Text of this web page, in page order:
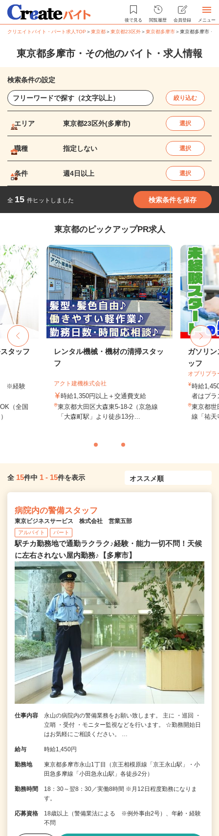
後で見る 閲覧履歴 会員登録 メニュー
クリエイトバイト・パート求人TOP ＞東京都＞東京都23区外＞東京都多摩市＞東京都多摩市・
東京都多摩市・その他のバイト・求人情報
検索条件の設定
絞り込む
エリア 東京都23区外(多摩市) 選択
職種 指定しない 選択
条件 週4日以上 選択
全 15 件ヒットしました 検索条件を保存
東京都のピックアップPR求人
タッフ
※経験
（全国
レンタル機械・機材の清掃スタッ
フ
アクト建機株式会社
時給1,350円以上＋交通費支給
東京都大田区大森東5-18-2（京急線
「大森町駅」より徒歩13分...
ガソリ
ッフ
オブリプ
時給
者はプラ
東京都世
線「祐天
全 15件中 1 - 15件を表示
病院内の警備スタッフ
東京ビジネスサービス 株式会社 営業五部
アルバイト パート
駅チカ勤務地で通勤ラクラク♪経験・能力一切不問！天候
に左右されない屋内勤務♪【多摩市】
仕事内容
永山の病院内の警備業務をお願い致します。 主に ・巡回 ・
立哨 ・受付 ・モニター監視などを行います。 ☆勤務開始日
はお気軽にご相談ください。 …
給与 時給1,450円
勤務地
東京都多摩市永山1丁目（京王相模原線「京王永山駅」・小
田急多摩線「小田急永山駅」各徒歩2分）
勤務時間
18：30～翌8：30／実働8時間 ※月12日程度勤務になりま
す。
応募資格
18歳以上（警備業法による ※例外事由2号）、年齢・経験
不問